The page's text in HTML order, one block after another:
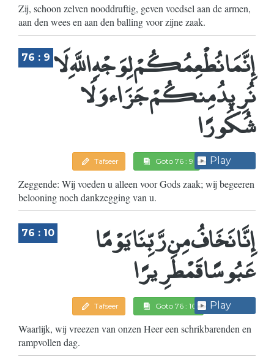
Zij, schoon zelven nooddruftig, geven voedsel aan de armen,
aan den wees en aan den balling voor zijne zaak.
76 : 9 إِنَّمَا نُطْعِمُكُمْ لِوَجْهِ اللَّهِ لَا
نُرِيدُ مِنكُمْ جَزَاء وَلَا
شُكُورًا
Tafseer Goto 76 : 9 Play
Zeggende: Wij voeden u alleen voor Gods zaak; wij begeeren
belooning noch dankzegging van u.
76 : 10 إِنَّا نَخَافُ مِن رَّبِّنَا يَوْمًا
عَبُوسًا قَمْطَرِيرًا
Tafseer Goto 76 : 10 Play
Waarlijk, wij vreezen van onzen Heer een schrikbarenden en
rampvollen dag.